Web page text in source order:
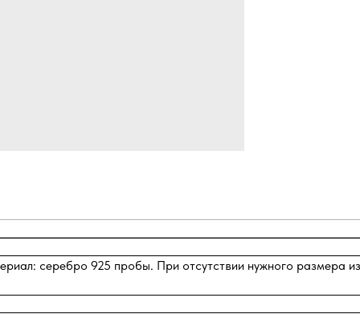
серебро 925 пробы. При отсутствии нужного размера